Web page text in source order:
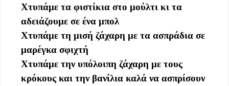
Χτυπάμε τα φιστίκια στο μούλτι κι τα
αδειάζουμε σε ένα μπολ
Χτυπάμε τη μισή ζάχαρη με τα ασπράδια σε
μαρέγκα σφιχτή
Χτυπάμε την υπόλοιπη ζάχαρη με τους
κρόκους και την βανίλια καλά να ασπρίσουν